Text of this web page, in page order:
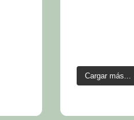
Cargar más...